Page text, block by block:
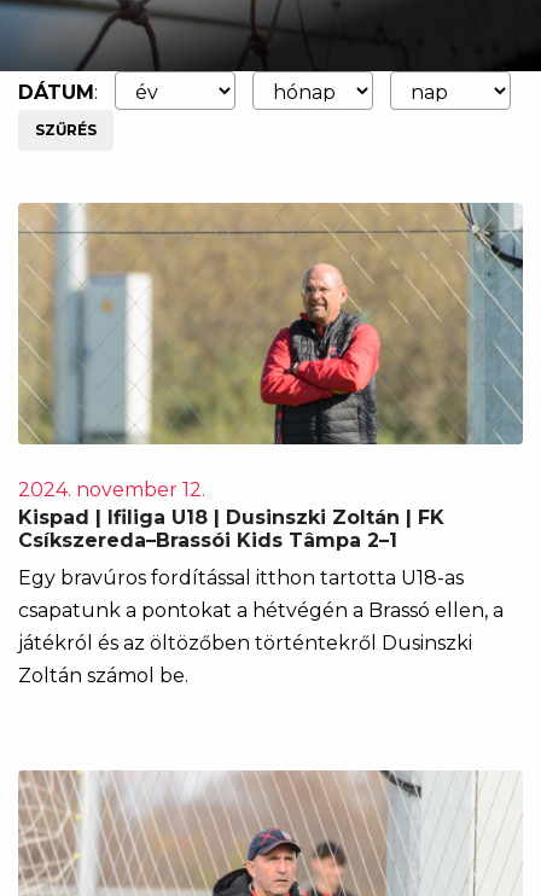
DÁTUM:
SZŰRÉS
2024. november 12.
Kispad | Ifiliga U18 | Dusinszki Zoltán | FK
Csíkszereda–Brassói Kids Tâmpa 2–1
Egy bravúros fordítással itthon tartotta U18-as
csapatunk a pontokat a hétvégén a Brassó ellen, a
játékról és az öltözőben történtekről Dusinszki
Zoltán számol be.